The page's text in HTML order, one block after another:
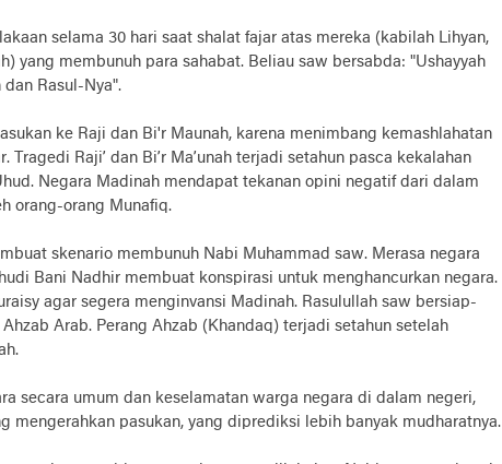
selama 30 hari saat shalat fajar atas mereka (kabilah Lihyan,
yang membunuh para sahabat. Beliau saw bersabda: "Ushayyah
Rasul-Nya".
ke Raji dan Bi'r Maunah, karena menimbang kemashlahatan
Tragedi Raji’ dan Bi’r Ma’unah terjadi setahun pasca kekalahan
Negara Madinah mendapat tekanan opini negatif dari dalam
orang-orang Munafiq.
skenario membunuh Nabi Muhammad saw. Merasa negara
Bani Nadhir membuat konspirasi untuk menghancurkan negara.
agar segera menginvansi Madinah. Rasulullah saw bersiap-
Arab. Perang Ahzab (Khandaq) terjadi setahun setelah
secara umum dan keselamatan warga negara di dalam negeri,
mengerahkan pasukan, yang diprediksi lebih banyak mudharatnya.